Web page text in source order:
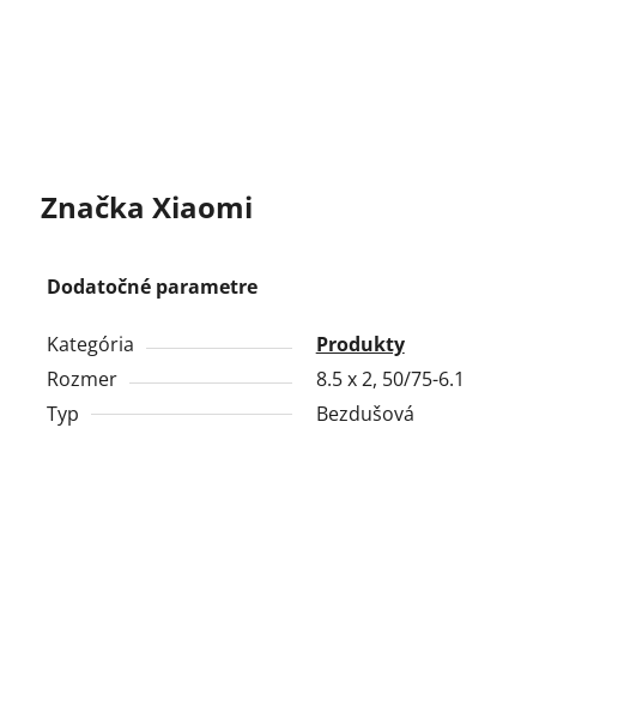
Značka Xiaomi
Dodatočné parametre
Kategória
Produkty
Rozmer
8.5 x 2, 50/75-6.1
Typ
Bezdušová